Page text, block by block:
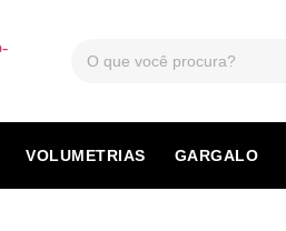
VOLUMETRIAS GARGALO